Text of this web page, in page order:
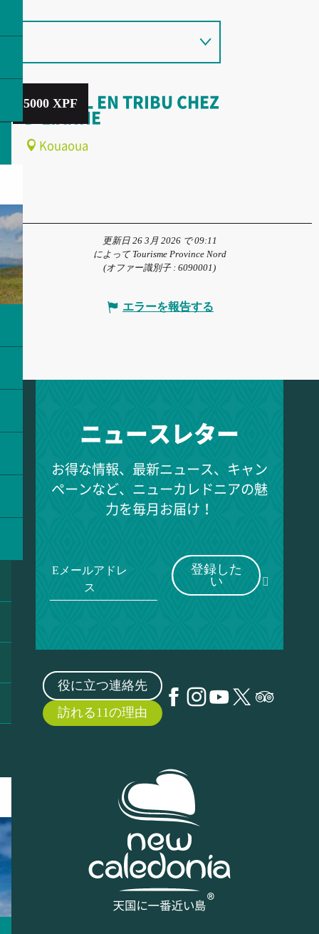
5000 XPF
ACCUEIL EN TRIBU CHEZ
D'LIANNE
Kouaoua
更新日 26 3月 2026 で 09:11
によって Tourisme Province Nord
(オファー識別子 : 6090001 )
エラーを報告する
ニュースレター
お得な情報、最新ニュース、キャン
ペーンなど、ニューカレドニアの魅
力を毎月お届け！
Eメールアドレ
ス
登録した
い
役に立つ連絡先
訪れる11の理由